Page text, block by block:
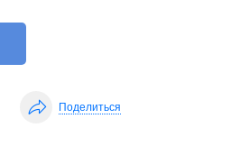
Поделиться